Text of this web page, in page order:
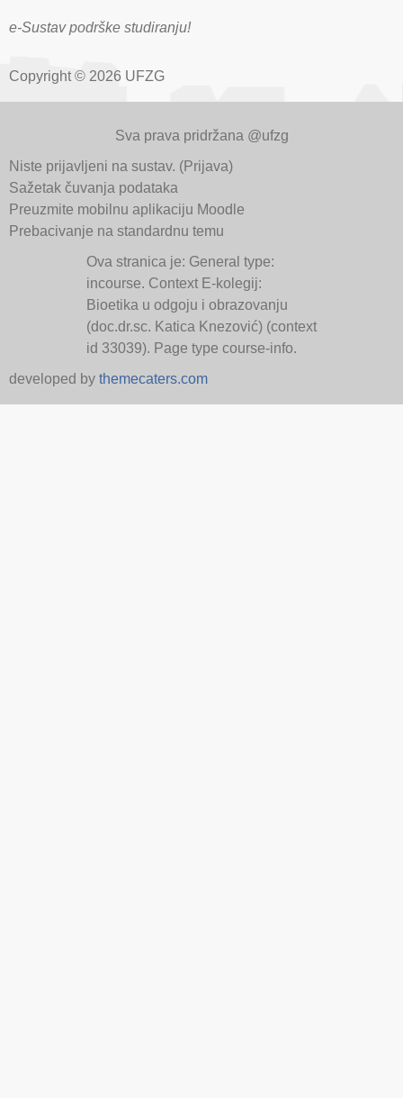
e-Sustav podrške studiranju!
Copyright © 2026 UFZG
Sva prava pridržana @ufzg
Niste prijavljeni na sustav. (Prijava)
Sažetak čuvanja podataka
Preuzmite mobilnu aplikaciju Moodle
Prebacivanje na standardnu temu
Ova stranica je: General type:
incourse. Context E-kolegij:
Bioetika u odgoju i obrazovanju
(doc.dr.sc. Katica Knezović) (context
id 33039). Page type course-info.
developed by themecaters.com